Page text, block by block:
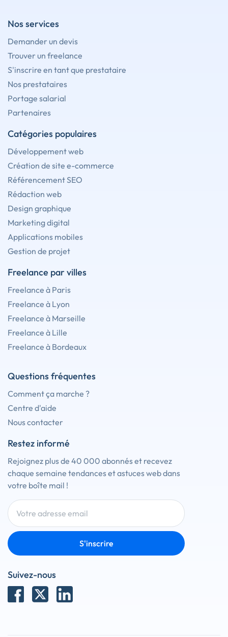
Nos services
Demander un devis
Trouver un freelance
S'inscrire en tant que prestataire
Nos prestataires
Portage salarial
Partenaires
Catégories populaires
Développement web
Création de site e-commerce
Référencement SEO
Rédaction web
Design graphique
Marketing digital
Applications mobiles
Gestion de projet
Freelance par villes
Freelance à Paris
Freelance à Lyon
Freelance à Marseille
Freelance à Lille
Freelance à Bordeaux
Questions fréquentes
Comment ça marche ?
Centre d'aide
Nous contacter
Restez informé
Rejoignez plus de 40 000 abonnés et recevez
chaque semaine tendances et astuces web dans
votre boîte mail !
S'inscrire
Suivez-nous